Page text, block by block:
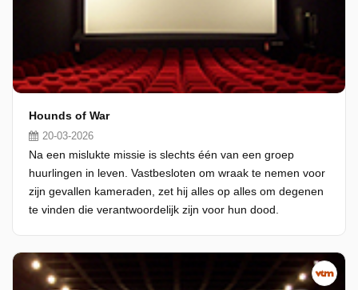
Hounds of War
20-03-2026
Na een mislukte missie is slechts één van een groep
huurlingen in leven. Vastbesloten om wraak te nemen voor
zijn gevallen kameraden, zet hij alles op alles om degenen
te vinden die verantwoordelijk zijn voor hun dood.